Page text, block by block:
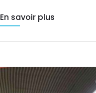
En savoir plus